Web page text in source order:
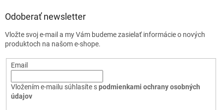
Odoberať newsletter
Vložte svoj e-mail a my Vám budeme zasielať informácie o nových
produktoch na našom e-shope.
Email
Vložením e-mailu súhlasíte spodmienkami ochrany osobných
údajov